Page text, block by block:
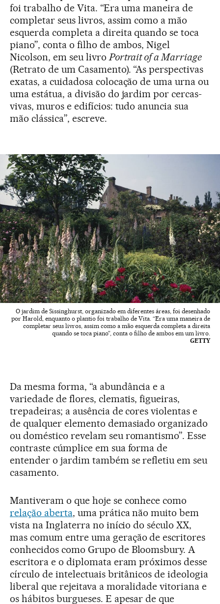
foi trabalho de Vita. “Era uma maneira de
completar seus livros, assim como a mão
esquerda completa a direita quando se toca
piano”, conta o filho de ambos, Nigel
Nicolson, em seu livroPortrait of a Marriage
(Retrato de um Casamento). “As perspectivas
exatas, a cuidadosa colocação de uma urna ou
uma estátua, a divisão do jardim por cercas-
vivas, muros e edifícios: tudo anuncia sua
mão clássica”, escreve.
O jardim de Sissinghurst, organizado em diferentes áreas, foi desenhado
por Harold, enquanto o plantio foi trabalho de Vita. “Era uma maneira de
completar seus livros, assim como a mão esquerda completa a direita
quando se toca piano”, conta o filho de ambos em um livro.
GETTY
Da mesma forma, “a abundância e a
variedade de flores, clematis, figueiras,
trepadeiras; a ausência de cores violentas e
de qualquer elemento demasiado organizado
ou doméstico revelam seu romantismo”. Esse
contraste cúmplice em sua forma de
entender o jardim também se refletiu em seu
casamento.
Mantiveram o que hoje se conhece como
relação aberta, uma prática não muito bem
vista na Inglaterra no início do século XX,
mas comum entre uma geração de escritores
conhecidos como Grupo de Bloomsbury. A
escritora e o diplomata eram próximos desse
círculo de intelectuais britânicos de ideologia
liberal que rejeitava a moralidade vitoriana e
os hábitos burgueses. E apesar de que